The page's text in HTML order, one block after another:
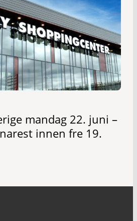
mandag 22. juni –
innen fre 19.